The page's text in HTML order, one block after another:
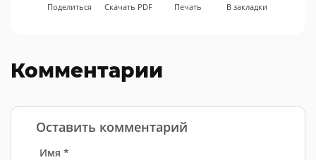
Поделиться Скачать PDF Печать В закладки
Комментарии
Оставить комментарий
Имя *